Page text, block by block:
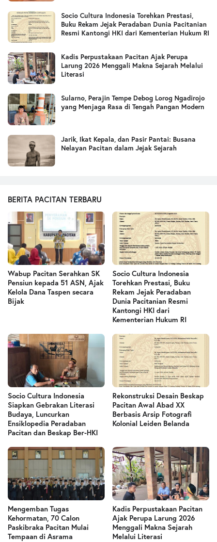
Socio Cultura Indonesia Torehkan Prestasi,
Buku Rekam Jejak Peradaban Dunia Pacitanian
Resmi Kantongi HKI dari Kementerian Hukum RI
Kadis Perpustakaan Pacitan Ajak Perupa
Larung 2026 Menggali Makna Sejarah Melalui
Literasi
Sularno, Perajin Tempe Debog Lorog Ngadirojo
yang Menjaga Rasa di Tengah Pangan Modern
Jarik, Ikat Kepala, dan Pasir Pantai: Busana
Nelayan Pacitan dalam Jejak Sejarah
BERITA PACITAN TERBARU
Wabup Pacitan Serahkan SK
Pensiun kepada 51 ASN, Ajak
Kelola Dana Taspen secara
Bijak
Socio Cultura Indonesia
Torehkan Prestasi, Buku
Rekam Jejak Peradaban
Dunia Pacitanian Resmi
Kantongi HKI dari
Kementerian Hukum RI
Socio Cultura Indonesia
Siapkan Gebrakan Literasi
Budaya, Luncurkan
Ensiklopedia Peradaban
Pacitan dan Beskap Ber-HKI
Rekonstruksi Desain Beskap
Pacitan Awal Abad XX
Berbasis Arsip Fotografi
Kolonial Leiden Belanda
Mengemban Tugas
Kehormatan, 70 Calon
Paskibraka Pacitan Mulai
Tempaan di Asrama
Kadis Perpustakaan Pacitan
Ajak Perupa Larung 2026
Menggali Makna Sejarah
Melalui Literasi